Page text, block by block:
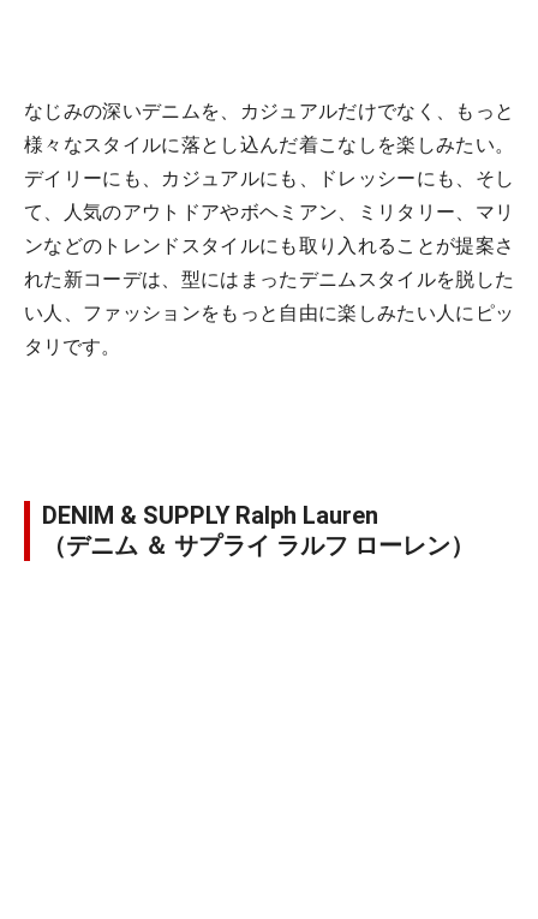
なじみの深いデニムを、カジュアルだけでなく、もっと
様々なスタイルに落とし込んだ着こなしを楽しみたい。
デイリーにも、カジュアルにも、ドレッシーにも、そし
て、人気のアウトドアやボヘミアン、ミリタリー、マリ
ンなどのトレンドスタイルにも取り入れることが提案さ
れた新コーデは、型にはまったデニムスタイルを脱した
い人、ファッションをもっと自由に楽しみたい人にピッ
タリです。
DENIM & SUPPLY Ralph Lauren
（デニム ＆ サプライ ラルフ ローレン）